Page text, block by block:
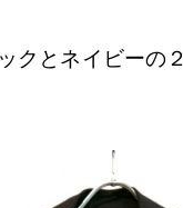
クとネイビーの